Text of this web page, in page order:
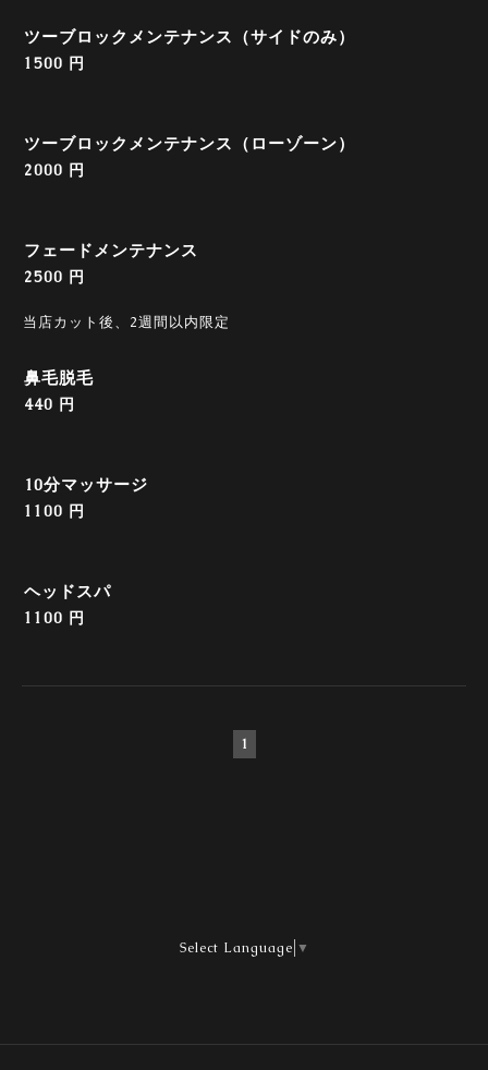
ツーブロックメンテナンス（サイドのみ）
1500 円
ツーブロックメンテナンス（ローゾーン）
2000 円
フェードメンテナンス
2500 円
当店カット後、2週間以内限定
鼻毛脱毛
440 円
10分マッサージ
1100 円
ヘッドスパ
1100 円
1
Select Language ▼